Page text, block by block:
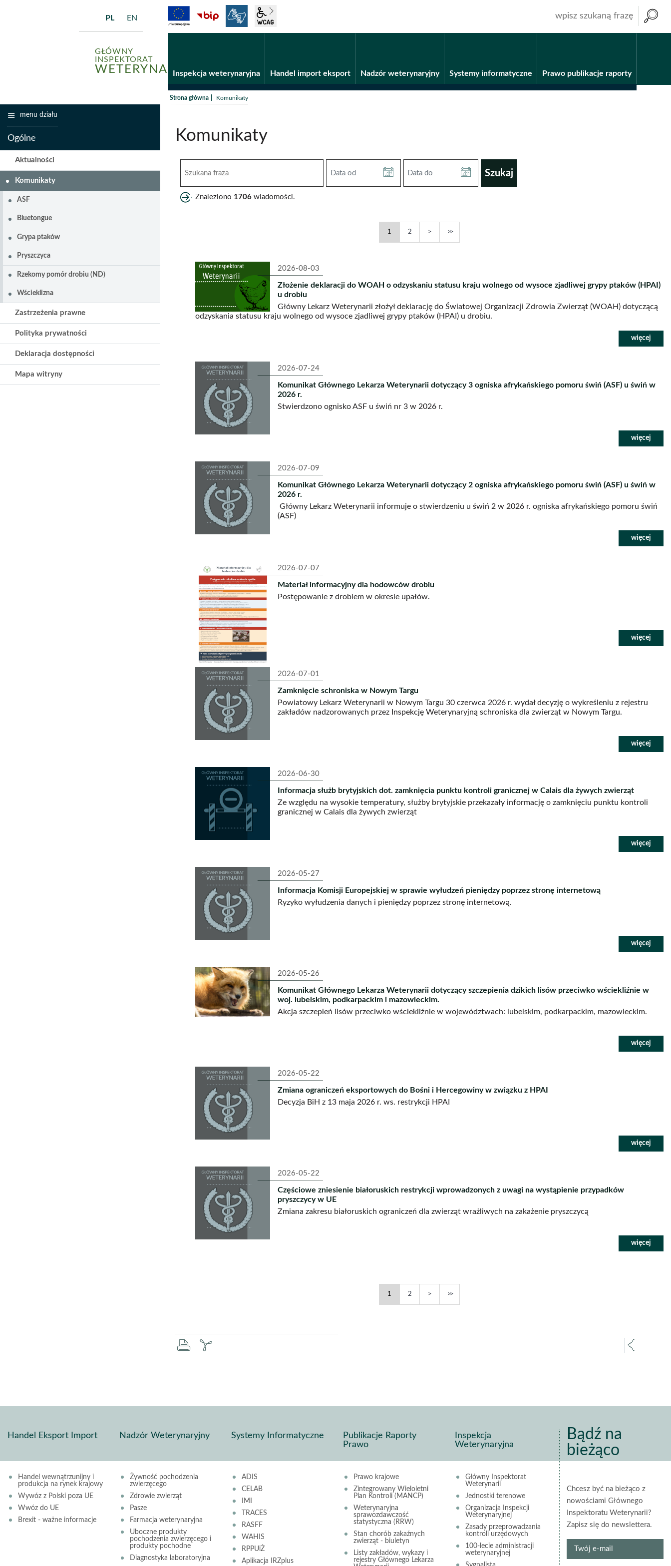
GŁÓWNY
INSPEKTORAT
WETERYNARII
PL EN Fundusze unijne
BiP
Inspekcja weterynaryjna Handel import eksport Nadzór weterynaryjny Systemy informatyczne Prawo publikacje raporty
Strona główna /Komunikaty
Komunikaty
Znaleziono 1706 wiadomości.
Komunikaty
-
1
Komunikaty
-
2 NastępnaOstatnia
2026-08-03
Złożenie deklaracji do WOAH o odzyskaniu statusu kraju wolnego od wysoce zjadliwej grypy ptaków (HPAI)
u drobiu
Główny Lekarz Weterynarii złożył deklarację do Światowej Organizacji Zdrowia Zwierząt (WOAH) dotyczącą
odzyskania statusu kraju wolnego od wysoce zjadliwej grypy ptaków (HPAI) u drobiu.
2026-07-24
Komunikat Głównego Lekarza Weterynarii dotyczący 3 ogniska afrykańskiego pomoru świń (ASF) u świń w
2026 r.
Stwierdzono ognisko ASF u świń nr 3 w 2026 r.
2026-07-09
Komunikat Głównego Lekarza Weterynarii dotyczący 2 ogniska afrykańskiego pomoru świń (ASF) u świń w
2026 r.
Główny Lekarz Weterynarii informuje o stwierdzeniu u świń 2 w 2026 r. ogniska afrykańskiego pomoru świń
(ASF)
2026-07-07
Materiał informacyjny dla hodowców drobiu
Postępowanie z drobiem w okresie upałów.
2026-07-01
Zamknięcie schroniska w Nowym Targu
Powiatowy Lekarz Weterynarii w Nowym Targu 30 czerwca 2026 r. wydał decyzję o wykreśleniu z rejestru
zakładów nadzorowanych przez Inspekcję Weterynaryjną schroniska dla zwierząt w Nowym Targu.
2026-06-30
Informacja służb brytyjskich dot. zamknięcia punktu kontroli granicznej w Calais dla żywych zwierząt
Ze względu na wysokie temperatury, służby brytyjskie przekazały informację o zamknięciu punktu kontroli
granicznej w Calais dla żywych zwierząt
2026-05-27
Informacja Komisji Europejskiej w sprawie wyłudzeń pieniędzy poprzez stronę internetową
Ryzyko wyłudzenia danych i pieniędzy poprzez stronę internetową.
2026-05-26
Komunikat Głównego Lekarza Weterynarii dotyczący szczepienia dzikich lisów przeciwko wściekliźnie w
woj. lubelskim, podkarpackim i mazowieckim.
Akcja szczepień lisów przeciwko wściekliźnie w województwach: lubelskim, podkarpackim, mazowieckim.
2026-05-22
Zmiana ograniczeń eksportowych do Bośni i Hercegowiny w związku z HPAI
Decyzja BiH z 13 maja 2026 r. ws. restrykcji HPAI
2026-05-22
Częściowe zniesienie białoruskich restrykcji wprowadzonych z uwagi na wystąpienie przypadków
pryszczycy w UE
Zmiana zakresu białoruskich ograniczeń dla zwierząt wrażliwych na zakażenie pryszczycą
Komunikaty
-
1
Komunikaty
-
2 NastępnaOstatnia
drukujzapisz
menu działu
Ogólne
Aktualności
Komunikaty
ASF
Bluetongue
Grypa ptaków
Pryszczyca
Rzekomy pomór drobiu (ND)
Wścieklizna
Zastrzeżenia prawne
Polityka prywatności
Deklaracja dostępności
Mapa witryny
Handel Eksport Import
Handel wewnątrzunijny i
produkcja na rynek krajowy
Wywóz z Polski poza UE
Wwóz do UE
Brexit - ważne informacje
Nadzór Weterynaryjny
Żywność pochodzenia
zwierzęcego
Zdrowie zwierząt
Pasze
Farmacja weterynaryjna
Uboczne produkty
pochodzenia zwierzęcego i
produkty pochodne
Diagnostyka laboratoryjna
Systemy Informatyczne
ADIS
CELAB
IMI
TRACES
RASFF
WAHIS
RPPUiŻ
Aplikacja IRZplus
Publikacje Raporty
Prawo
Prawo krajowe
Zintegrowany Wieloletni
Plan Kontroli (MANCP)
Weterynaryjna
sprawozdawczość
statystyczna (RRW)
Stan chorób zakaźnych
zwierząt - biuletyn
Listy zakładów, wykazy i
rejestry Głównego Lekarza
Inspekcja
Weterynaryjna
Główny Inspektorat
Weterynarii
Jednostki terenowe
Organizacja Inspekcji
Weterynaryjnej
Zasady przeprowadzania
kontroli urzędowych
100-lecie administracji
weterynaryjnej
Bądź na
bieżąco
Chcesz być na bieżąco z
nowościami Głównego
Inspektoratu Weterynarii?
Zapisz się do newslettera.
Twój